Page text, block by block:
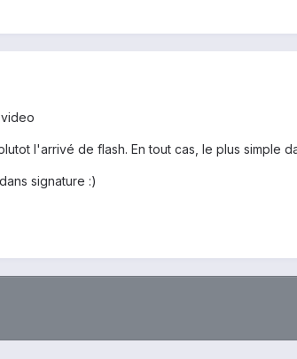
l'arrivé de flash. En tout cas, le plus simple
signature :)